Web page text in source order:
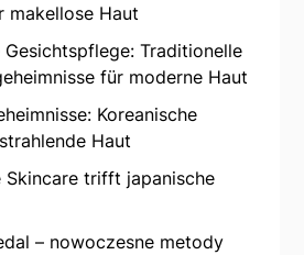
makellose Haut
Gesichtspflege: Traditionelle
für moderne Haut
Koreanische
Haut
Skincare trifft japanische
– nowoczesne metody